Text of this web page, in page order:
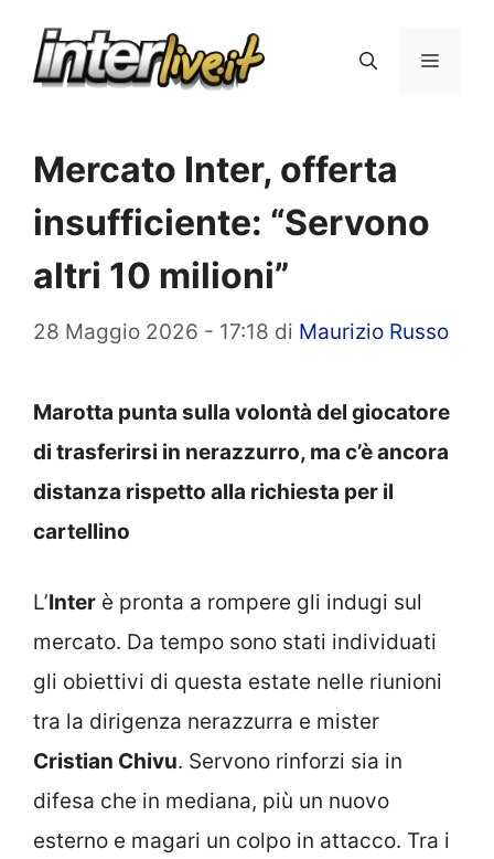
Menu
Mercato Inter, offerta
insufficiente: “Servono
altri 10 milioni”
28 Maggio 2026 - 17:18 di Maurizio Russo
Marotta punta sulla volontà del giocatore
di trasferirsi in nerazzurro, ma c’è ancora
distanza rispetto alla richiesta per il
cartellino
L’Inter è pronta a rompere gli indugi sul
mercato. Da tempo sono stati individuati
gli obiettivi di questa estate nelle riunioni
tra la dirigenza nerazzurra e mister
Cristian Chivu. Servono rinforzi sia in
difesa che in mediana, più un nuovo
esterno e magari un colpo in attacco. Tra i